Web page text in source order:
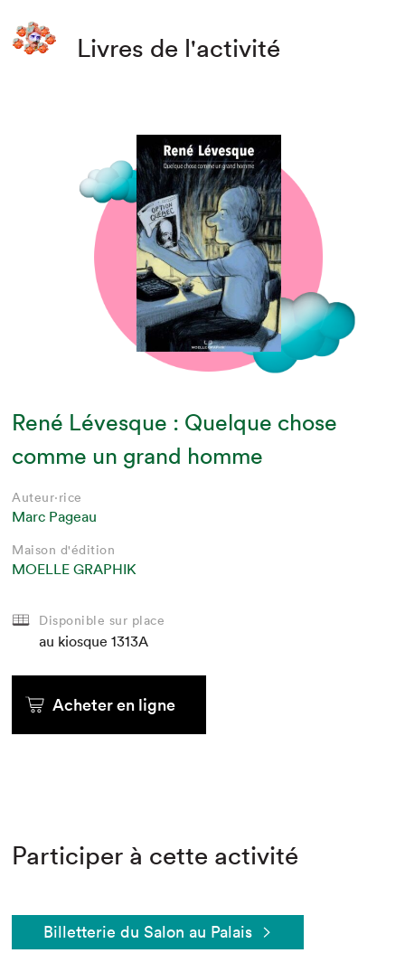
Livres de l'activité
René Lévesque : Quelque chose
comme un grand homme
Auteur·rice
Marc Pageau
Maison d'édition
MOELLE GRAPHIK
Disponible sur place
au kiosque 1313A
Acheter en ligne
Participer à cette activité
Billetterie du Salon au Palais